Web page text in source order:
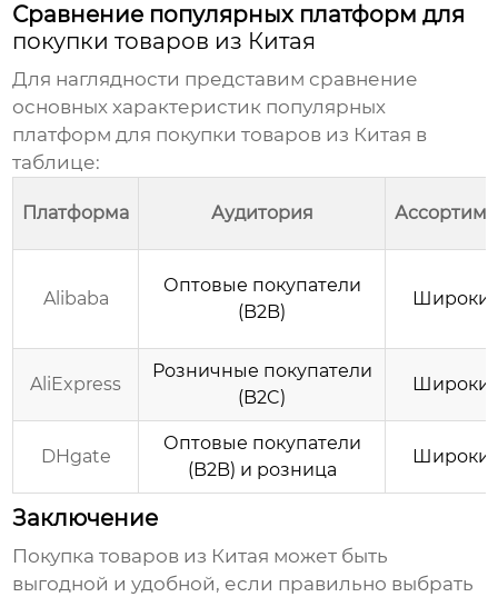
Сравнение популярных платформ для
покупки товаров из Китая
Для наглядности представим сравнение
основных характеристик популярных
платформ для покупки товаров из Китая в
таблице:
Платформа Аудитория
Alibaba
Оптовые покупатели
(B2B)
AliExpress
Розничные покупатели
(B2C)
DHgate
Оптовые покупатели
(B2B) и розница
Заключение
Покупка товаров из Китая может быть
выгодной и удобной, если правильно выбрать